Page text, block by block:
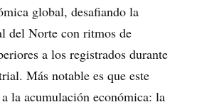
global, desafiando la
del Norte con ritmos de
a los registrados durante
Más notable es que este
la acumulación económica: la